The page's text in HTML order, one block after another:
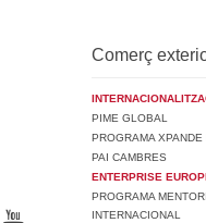
Comerç
PIME GLOBAL
PROGRAMA XPANDE
PAI CAMBRES
ENTERPRISE
PROGRAMA
INTERNACIONAL